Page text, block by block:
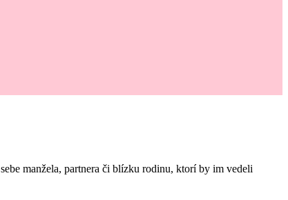
manžela, partnera či blízku rodinu, ktorí by im vedeli